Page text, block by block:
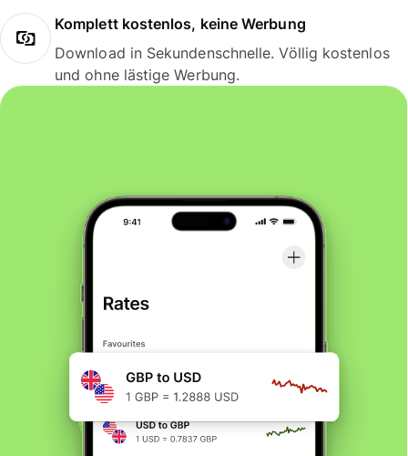
Komplett kostenlos, keine Werbung
Download in Sekundenschnelle. Völlig kostenlos
und ohne lästige Werbung.